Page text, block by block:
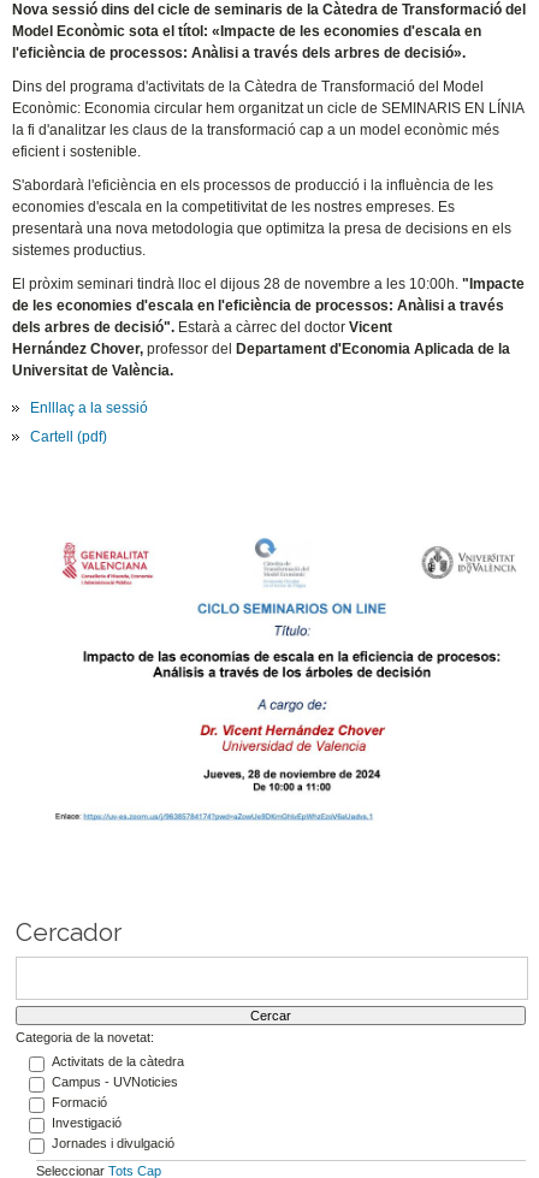
Nova sessió dins del cicle de seminaris de la Càtedra de Transformació del
Model Econòmic sota el títol: «Impacte de les economies d'escala en
l'eficiència de processos: Anàlisi a través dels arbres de decisió».
Dins del programa d'activitats de la Càtedra de Transformació del Model
Econòmic: Economia circular hem organitzat un cicle de SEMINARIS EN LÍNIA
la fi d'analitzar les claus de la transformació cap a un model econòmic més
eficient i sostenible.
S'abordarà l'eficiència en els processos de producció i la influència de les
economies d'escala en la competitivitat de les nostres empreses. Es
presentarà una nova metodologia que optimitza la presa de decisions en els
sistemes productius.
El pròxim seminari tindrà lloc el dijous 28 de novembre a les 10:00h."Impacte
de les economies d'escala en l'eficiència de processos: Anàlisi a través
dels arbres de decisió". Estarà a càrrec del doctorVicent
Hernández Chover, professor del
Departament d'Economia Aplicada de la
Universitat de València.
Enlllaç a la sessió
Cartell (pdf)
Cercador
Categoria de la novetat:
Activitats de la càtedra
Campus - UVNoticies
Formació
Investigació
Jornades i divulgació
Seleccionar Tots Cap